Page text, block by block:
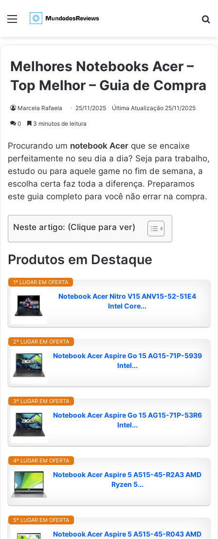
Menu
Melhores Notebooks Acer –
Top Melhor – Guia de Compra
Marcela Rafaela 25/11/2025 Última Atualização 25/11/2025
0 3 minutos de leitura
Procurando um notebook Acer que se encaixe
perfeitamente no seu dia a dia? Seja para trabalho,
estudo ou para aquele game no fim de semana, a
escolha certa faz toda a diferença. Preparamos
este guia completo para você não errar na compra.
Neste artigo: (Clique para ver)
Produtos em Destaque
1º LUGAR EM OFERTA
Notebook Acer Nitro V15 ANV15-52-51E4
Intel Core...
2º LUGAR EM OFERTA
Notebook Acer Aspire Go 15 AG15-71P-5939
Intel...
3º LUGAR EM OFERTA
Notebook Acer Aspire Go 15 AG15-71P-53R6
Intel...
4º LUGAR EM OFERTA
Notebook Acer Aspire 5 A515-45-R2A3 AMD
Ryzen 5...
5º LUGAR EM OFERTA
Notebook Acer Aspire 5 A515-45-R043 AMD